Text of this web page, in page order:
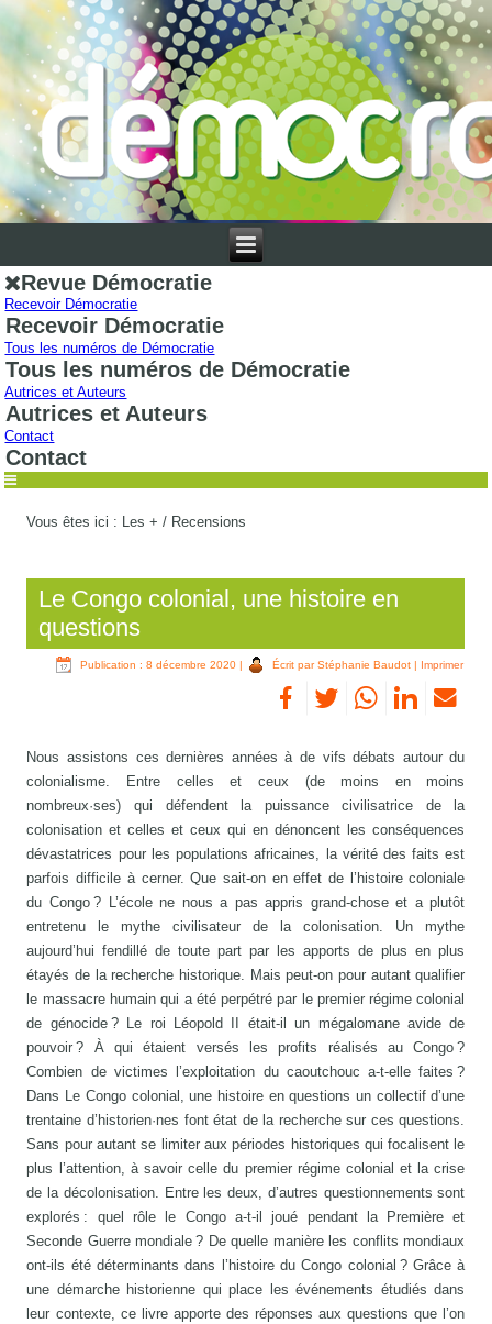
Revue Démocratie
Recevoir Démocratie
Recevoir Démocratie
Tous les numéros de Démocratie
Tous les numéros de Démocratie
Autrices et Auteurs
Autrices et Auteurs
Contact
Contact
Vous êtes ici : Les + / Recensions
Le Congo colonial, une histoire en
questions
Publication : 8 décembre 2020 | Écrit par Stéphanie Baudot | Imprimer
Nous assistons ces dernières années à de vifs débats autour du
colonialisme. Entre celles et ceux (de moins en moins
nombreux·ses) qui défendent la puissance civilisatrice de la
colonisation et celles et ceux qui en dénoncent les conséquences
dévastatrices pour les populations africaines, la vérité des faits est
parfois difficile à cerner. Que sait-on en effet de l’histoire coloniale
du Congo ? L’école ne nous a pas appris grand-chose et a plutôt
entretenu le mythe civilisateur de la colonisation. Un mythe
aujourd’hui fendillé de toute part par les apports de plus en plus
étayés de la recherche historique. Mais peut-on pour autant qualifier
le massacre humain qui a été perpétré par le premier régime colonial
de génocide ? Le roi Léopold II était-il un mégalomane avide de
pouvoir ? À qui étaient versés les profits réalisés au Congo ?
Combien de victimes l’exploitation du caoutchouc a-t-elle faites ?
Dans Le Congo colonial, une histoire en questions un collectif d’une
trentaine d’historien·nes font état de la recherche sur ces questions.
Sans pour autant se limiter aux périodes historiques qui focalisent le
plus l’attention, à savoir celle du premier régime colonial et la crise
de la décolonisation. Entre les deux, d’autres questionnements sont
explorés : quel rôle le Congo a-t-il joué pendant la Première et
Seconde Guerre mondiale ? De quelle manière les conflits mondiaux
ont-ils été déterminants dans l’histoire du Congo colonial ? Grâce à
une démarche historienne qui place les événements étudiés dans
leur contexte, ce livre apporte des réponses aux questions que l’on